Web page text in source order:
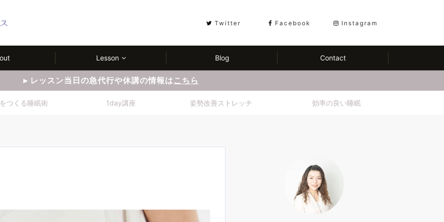
Twitter Facebook Instagram
Lesson Blog Contact
▸ レッスン当日の急代行や休講の情報はこちら
つくる睡眠術 1day講座 姿勢改善ストレッチ 効率の良い睡眠